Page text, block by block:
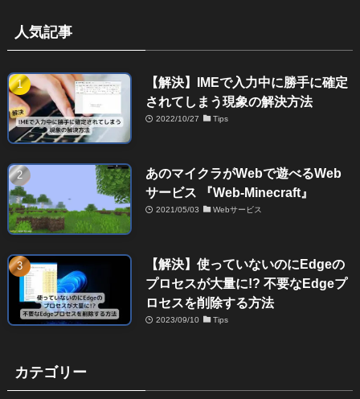
人気記事
【解決】IMEで入力中に勝手に確定
されてしまう現象の解決方法
2022/10/27 Tips
あのマイクラがWebで遊べるWeb
サービス 『Web-Minecraft』
2021/05/03 Webサービス
【解決】使っていないのにEdgeの
プロセスが大量に!? 不要なEdgeプ
ロセスを削除する方法
2023/09/10 Tips
カテゴリー